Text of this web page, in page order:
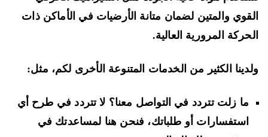
والمتين لضمان متانة الأرضيات في الأماكن ذات
المرورية العالية.
الكثير من الخدمات المتنوعة الأخرى لكم، مثل:
ما زلت تتردد في التواصل معنا؟ لا تتردد في طرح أي
استفسارات أو طلباتك، فنحن هنا لمساعدتك في